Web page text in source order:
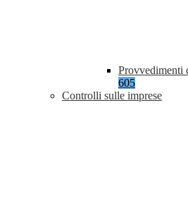
Provvedimenti
605
Controlli sulle imprese